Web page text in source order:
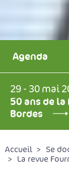
Agenda
29 - 30 mai
50 ans de
Bordes
Accueil
Se
La revue